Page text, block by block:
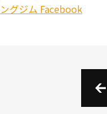
グジム Facebook